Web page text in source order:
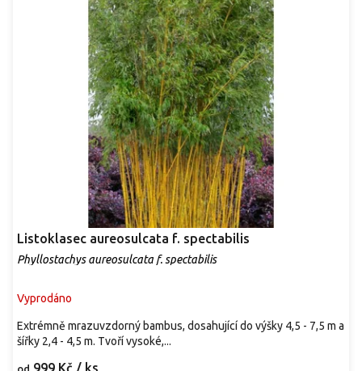
Listoklasec aureosulcata f. spectabilis
Phyllostachys aureosulcata f. spectabilis
Vyprodáno
999 Kč / ks
Extrémně mrazuvzdorný bambus, dosahující do výšky 4,5 - 7,5 m a
šířky 2,4 - 4,5 m. Tvoří vysoké,...